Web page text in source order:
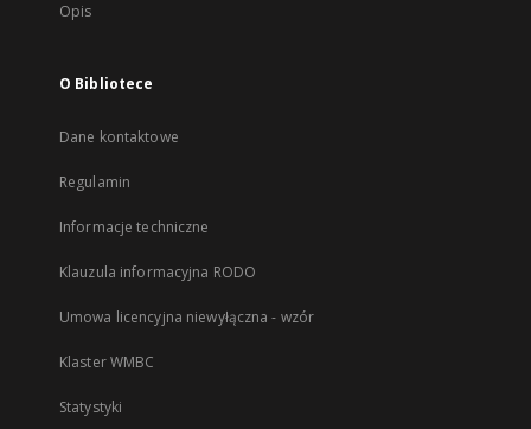
Opis
O Bibliotece
Dane kontaktowe
Regulamin
Informacje techniczne
Klauzula informacyjna RODO
Umowa licencyjna niewyłączna - wzór
Klaster WMBC
Statystyki